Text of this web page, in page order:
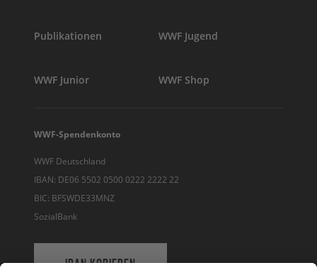
Publikationen WWF Jugend
WWF Junior WWF Shop
WWF-Spendenkonto
WWF Deutschland
IBAN: DE06 5502 0500 0222 2222 22
BIC: BFSWDE33MNZ
SozialBank
IBAN KOPIEREN